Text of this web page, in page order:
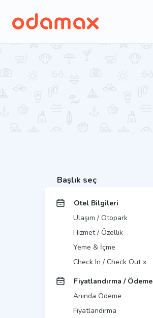
Başlık seç
Otel Bilgileri
Ulaşım / Otopark
Hizmet / Özellik
Yeme & İçme
Check In / Check Out x
Fiyatlandırma / Ödeme
Anında Ödeme
Fiyatlandırma